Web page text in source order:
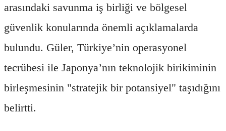
arasındaki savunma iş birliği ve bölgesel
güvenlik konularında önemli açıklamalarda
bulundu. Güler, Türkiye’nin operasyonel
tecrübesi ile Japonya’nın teknolojik birikiminin
birleşmesinin "stratejik bir potansiyel" taşıdığını
belirtti.